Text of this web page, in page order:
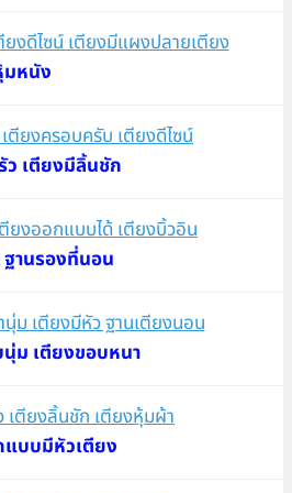
มหนัง
ว เตียงมีลิ้นชัก
านรองที่นอน
ม เตียงขอบหนา
บบมีหัวเตียง